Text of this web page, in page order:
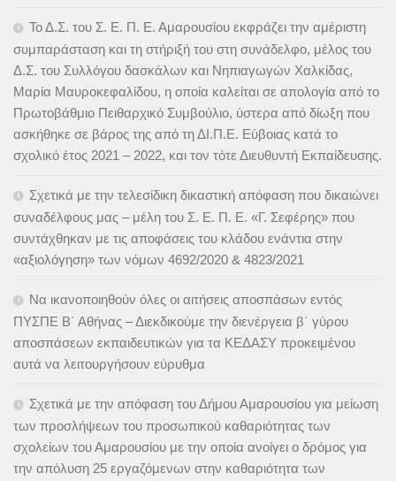
Το Δ.Σ. του Σ. Ε. Π. Ε. Αμαρουσίου εκφράζει την αμέριστη
συμπαράσταση και τη στήριξή του στη συνάδελφο, μέλος του
Δ.Σ. του Συλλόγου δασκάλων και Νηπιαγωγών Χαλκίδας,
Μαρία Μαυροκεφαλίδου, η οποία καλείται σε απολογία από το
Πρωτοβάθμιο Πειθαρχικό Συμβούλιο, ύστερα από δίωξη που
ασκήθηκε σε βάρος της από τη ΔΙ.Π.Ε. Εύβοιας κατά το
σχολικό έτος 2021 – 2022, και τον τότε Διευθυντή Εκπαίδευσης.
Σχετικά με την τελεσίδικη δικαστική απόφαση που δικαιώνει
συναδέλφους μας – μέλη του Σ. Ε. Π. Ε. «Γ. Σεφέρης» που
συντάχθηκαν με τις αποφάσεις του κλάδου ενάντια στην
«αξιολόγηση» των νόμων 4692/2020 & 4823/2021
Να ικανοποιηθούν όλες οι αιτήσεις αποσπάσων εντός
ΠΥΣΠΕ Β΄ Αθήνας – Διεκδικούμε την διενέργεια β΄ γύρου
αποσπάσεων εκπαιδευτικών για τα ΚΕΔΑΣΥ προκειμένου
αυτά να λειτουργήσουν εύρυθμα
Σχετικά με την απόφαση του Δήμου Αμαρουσίου για μείωση
των προσλήψεων του προσωπικού καθαριότητας των
σχολείων του Αμαρουσίου με την οποία ανοίγει ο δρόμος για
την απόλυση 25 εργαζόμενων στην καθαριότητα των